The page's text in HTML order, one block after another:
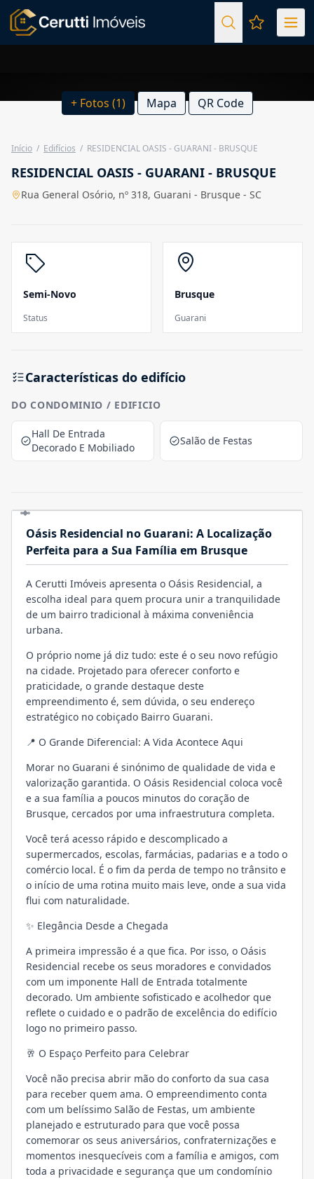
Favoritos
+ Fotos (1) Mapa QR Code
Início / Edifícios / RESIDENCIAL OASIS - GUARANI - BRUSQUE
RESIDENCIAL OASIS - GUARANI - BRUSQUE
Rua General Osório, nº 318, Guarani - Brusque - SC
Semi-Novo
Status
Brusque
Guarani
Características do edifício
DO CONDOMINIO / EDIFICIO
Hall De Entrada
Decorado E Mobiliado
Salão de Festas
Oásis Residencial no Guarani: A Localização
Perfeita para a Sua Família em Brusque
A Cerutti Imóveis apresenta o Oásis Residencial, a
escolha ideal para quem procura unir a tranquilidade
de um bairro tradicional à máxima conveniência
urbana.
O próprio nome já diz tudo: este é o seu novo refúgio
na cidade. Projetado para oferecer conforto e
praticidade, o grande destaque deste
empreendimento é, sem dúvida, o seu endereço
estratégico no cobiçado Bairro Guarani.
📍 O Grande Diferencial: A Vida Acontece Aqui
Morar no Guarani é sinónimo de qualidade de vida e
valorização garantida. O Oásis Residencial coloca você
e a sua família a poucos minutos do coração de
Brusque, cercados por uma infraestrutura completa.
Você terá acesso rápido e descomplicado a
supermercados, escolas, farmácias, padarias e a todo o
comércio local. É o fim da perda de tempo no trânsito e
o início de uma rotina muito mais leve, onde a sua vida
flui com naturalidade.
✨ Elegância Desde a Chegada
A primeira impressão é a que fica. Por isso, o Oásis
Residencial recebe os seus moradores e convidados
com um imponente Hall de Entrada totalmente
decorado. Um ambiente sofisticado e acolhedor que
reflete o cuidado e o padrão de excelência do edifício
logo no primeiro passo.
🥂 O Espaço Perfeito para Celebrar
Você não precisa abrir mão do conforto da sua casa
para receber quem ama. O empreendimento conta
com um belíssimo Salão de Festas, um ambiente
planejado e estruturado para que você possa
comemorar os seus aniversários, confraternizações e
momentos inesquecíveis com a família e amigos, com
toda a privacidade e segurança que um condomínio